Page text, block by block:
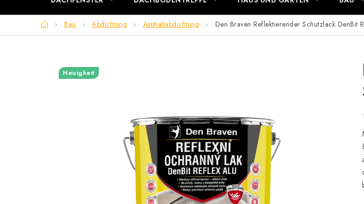
Startseite
Bau Abdichtung Asphaltabdichtung Den Braven Reflektierender Schutzlack DenBit
Neuigkeit